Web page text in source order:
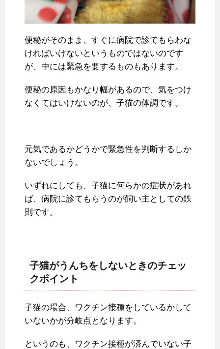
便秘がそのまま、すぐに病院で診てもらわな
ければいけないというものではないのです
が、中には緊急を要するものもあります。
便秘の原因もかなり幅があるので、気をつけ
なくてはいけないのが、子猫の体調です。
元気であるかどうかで緊急性を判断するしか
ないでしょう。
いずれにしても、子猫に何らかの症状があれ
ば、病院に診てもらうのが飼い主としての鉄
則です。
子猫がうんちをしないときのチェッ
クポイント
子猫の場合、ワクチン接種をしているかして
いないかが分岐点となります。
というのも、ワクチン接種が済んでいない子